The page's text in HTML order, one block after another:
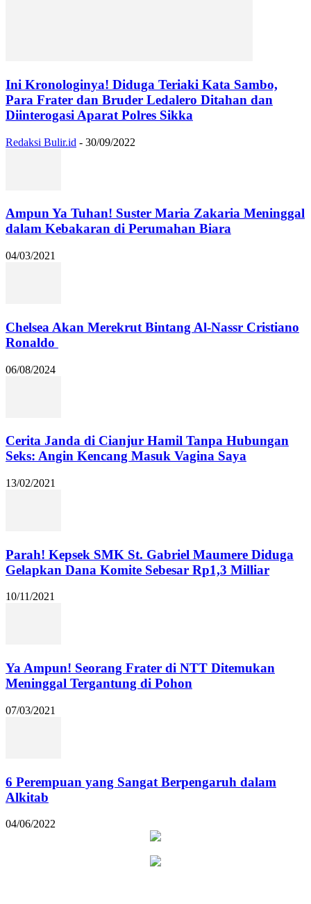
Ini Kronologinya! Diduga Teriaki Kata Sambo,
Para Frater dan Bruder Ledalero Ditahan dan
Diinterogasi Aparat Polres Sikka
Redaksi Bulir.id - 30/09/2022
Ampun Ya Tuhan! Suster Maria Zakaria Meninggal
dalam Kebakaran di Perumahan Biara
04/03/2021
Chelsea Akan Merekrut Bintang Al-Nassr Cristiano
Ronaldo
06/08/2024
Cerita Janda di Cianjur Hamil Tanpa Hubungan
Seks: Angin Kencang Masuk Vagina Saya
13/02/2021
Parah! Kepsek SMK St. Gabriel Maumere Diduga
Gelapkan Dana Komite Sebesar Rp1,3 Milliar
10/11/2021
Ya Ampun! Seorang Frater di NTT Ditemukan
Meninggal Tergantung di Pohon
07/03/2021
6 Perempuan yang Sangat Berpengaruh dalam
Alkitab
04/06/2022